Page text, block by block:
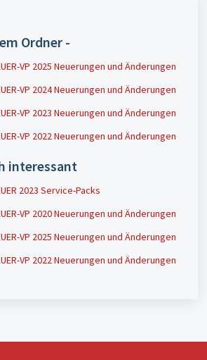
Ordner -
VP 2025 Neuerungen und Änderungen
VP 2024 Neuerungen und Änderungen
VP 2023 Neuerungen und Änderungen
VP 2022 Neuerungen und Änderungen
interessant
2023 Service-Packs
VP 2020 Neuerungen und Änderungen
VP 2025 Neuerungen und Änderungen
VP 2022 Neuerungen und Änderungen